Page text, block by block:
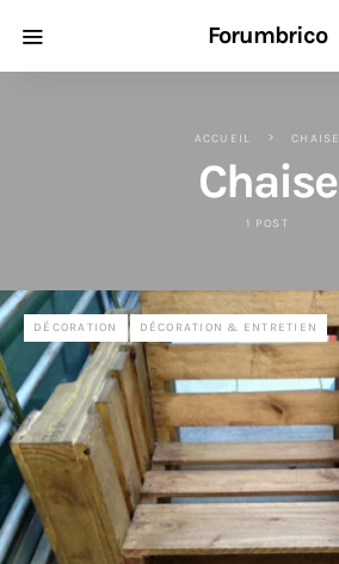
Forumbrico
ACCUEIL CHAISE
Chaise
1 POST
DÉCORATION DÉCORATION & ENTRETIEN